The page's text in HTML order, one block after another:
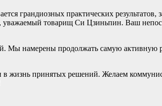
грандиозных практических результатов,
товарищ Си Цзиньпин. Ваш
Мы намерены продолжать самую активную
жизнь принятых решений. Желаем